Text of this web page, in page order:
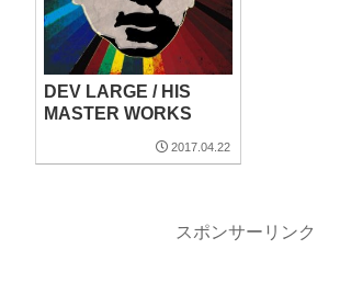
DEV LARGE / HIS
MASTER WORKS
2017.04.22
スポンサーリンク